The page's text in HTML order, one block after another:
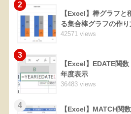
2
【Excel】棒グラフ
る集合棒グラフの作り
42571 views
3
【Excel】EDATE関
年度表示
36483 views
4
【Excel】MATCH関